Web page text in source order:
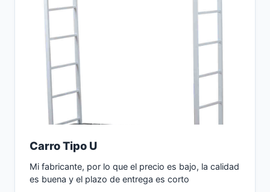
Carro Tipo U
Mi fabricante, por lo que el precio es bajo, la calidad
es buena y el plazo de entrega es corto